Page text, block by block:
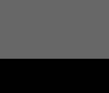
maximal einmal